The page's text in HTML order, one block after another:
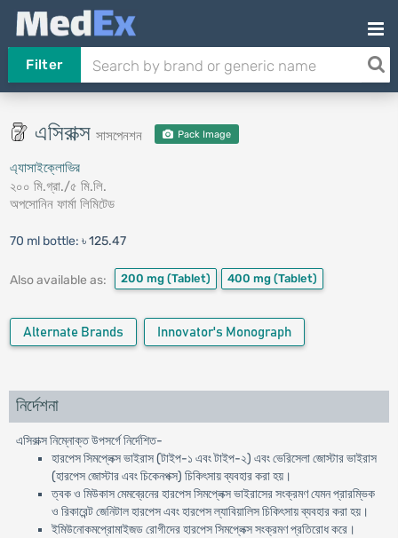
Filter
এসিরাক্স সাসপেনশন Pack Image
এ্যাসাইক্লোভির
২০০ মি.গ্রা./৫ মি.লি.
অপসোনিন ফার্মা লিমিটেড
70 ml bottle: ৳ 125.47
Also available as: 200 mg (Tablet) 400 mg (Tablet)
Alternate Brands Innovator's Monograph
নির্দেশনা
এসিরাক্স নিম্নোক্ত উপসর্গে নির্দেশিত-
হারপেস সিমপ্লেক্স ভাইরাস (টাইপ-১ এবং টাইপ-২) এবং ভেরিসেলা জোস্টার ভাইরাস
(হারপেস জোস্টার এবং চিকেনপক্স) চিকিৎসায় ব্যবহার করা হয়।
ত্বক ও মিউকাস মেমব্রেনের হারপেস সিমপ্লেক্স ভাইরাসের সংক্রমণ যেমন প্রারম্ভিক
ও রিকারেন্ট জেনিটাল হারপেস এবং হারপেস ল্যাবিয়ালিস চিকিৎসায় ব্যবহার করা হয়।
ইমিউনোকমপ্রোমাইজড রোগীদের হারপেস সিমপ্লেক্স সংক্রমণ প্রতিরোধ করে।